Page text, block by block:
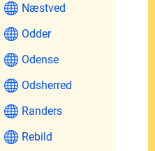
Næstved
Odder
Odense
Odsherred
Randers
Rebild